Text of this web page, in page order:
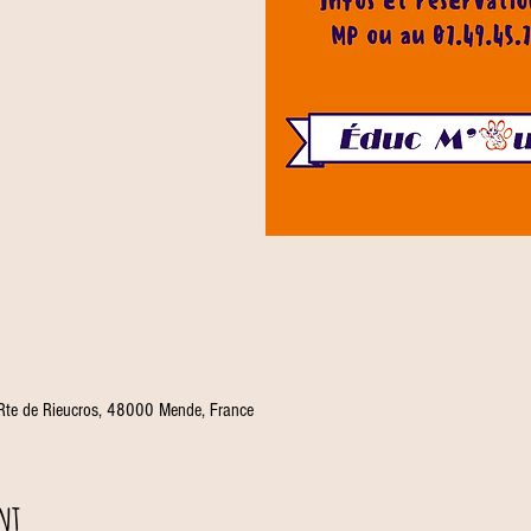
de Rieucros, 48000 Mende, France